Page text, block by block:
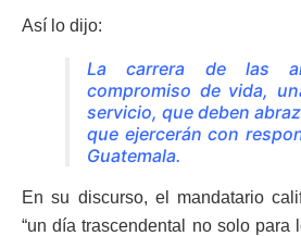
Así lo dijo:
La carrera de las
compromiso de vida,
servicio, que deben
que ejercerán con
Guatemala.
En su discurso, el mandatario
“un día trascendental no solo para